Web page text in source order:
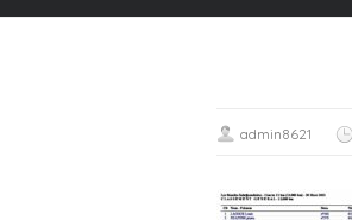
admin8621